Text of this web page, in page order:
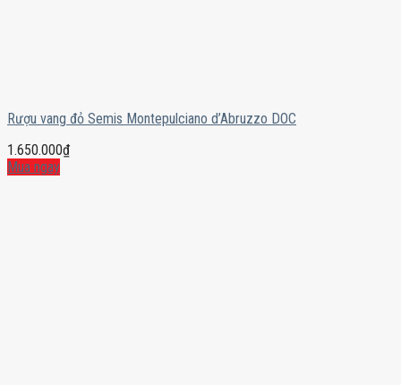
Rượu vang đỏ Semis Montepulciano d’Abruzzo DOC
1.650.000₫
Mua ngay